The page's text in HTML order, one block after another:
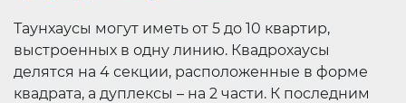
Таунхаусы могут иметь от 5 до 10 квартир,
выстроенных в одну линию. Квадрохаусы
делятся на 4 секции, расположенные в форме
квадрата, а дуплексы – на 2 части. К последним